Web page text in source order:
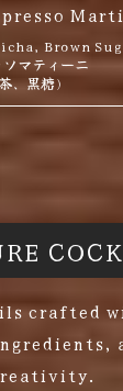
Brown
マティーニ
、黒糖)
crafted